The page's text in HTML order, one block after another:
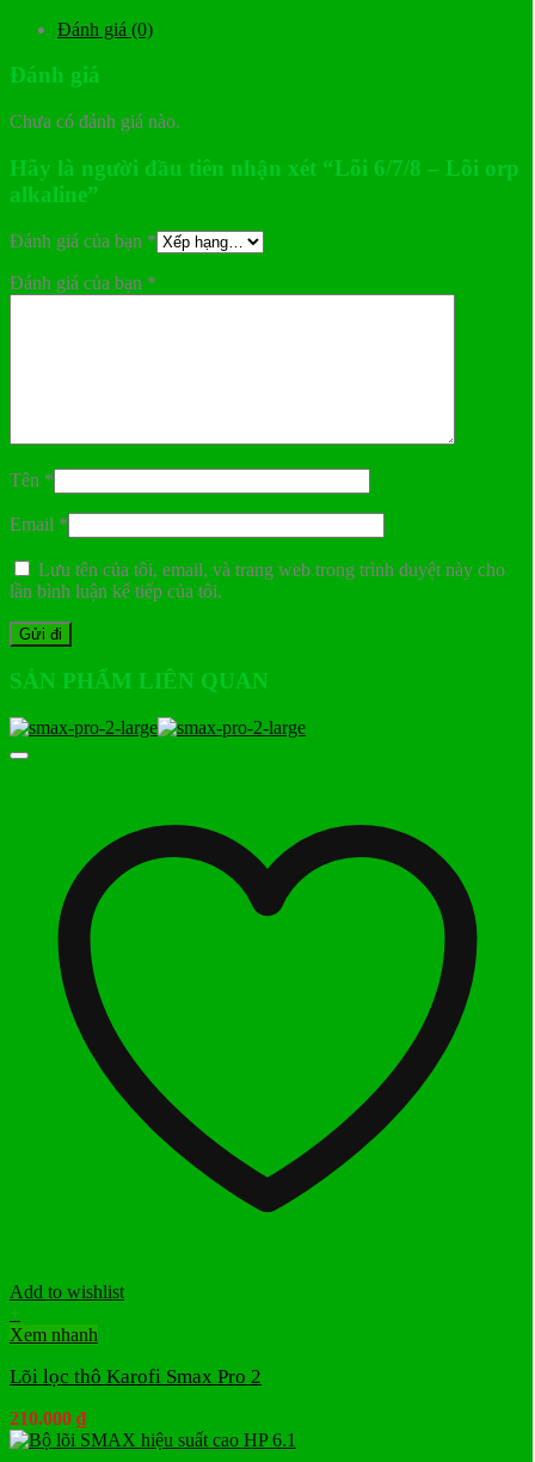
Đánh giá (0)
Đánh giá
Chưa có đánh giá nào.
Hãy là người đầu tiên nhận xét “Lõi 6/7/8 – Lõi orp
alkaline”
Đánh giá của bạn *
Đánh giá của bạn *
Tên *
Email *
Lưu tên của tôi, email, và trang web trong trình duyệt này cho
lần bình luận kế tiếp của tôi.
SẢN PHẨM LIÊN QUAN
Add to wishlist
+
Xem nhanh
Lõi lọc thô Karofi Smax Pro 2
210.000 ₫